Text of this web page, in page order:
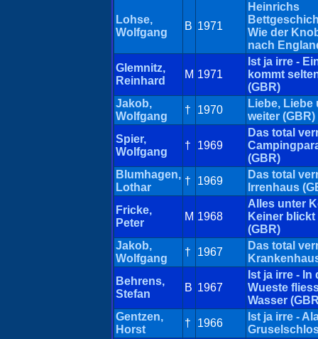
Lohse,
Wolfgang
B 1971
Heinrichs
Wie der
nach
Glemnitz,
Reinhard
M 1971
Ist ja irre -
kommt
(GBR)
Jakob,
Wolfgang
† 1970
Liebe, Liebe
weiter (GBR)
Spier,
Wolfgang
† 1969
Das total
(GBR)
Blumhagen,
Lothar
† 1969
Das total
Irrenhaus
Fricke,
Peter
M 1968
Alles unter
Keiner
(GBR)
Jakob,
Wolfgang
† 1967
Das total
Behrens,
Stefan
B 1967
Ist ja irre - In
Wueste
Wasser
Gentzen,
Horst
† 1966
Ist ja irre -